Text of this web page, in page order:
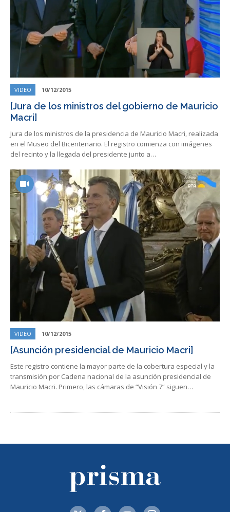
VIDEO 10/12/2015
[Jura de los ministros del gobierno de Mauricio
Macri]
Jura de los ministros de la presidencia de Mauricio Macri, realizada
en el Museo del Bicentenario. El registro comienza con imágenes
del recinto y la llegada del presidente junto a…
VIDEO 10/12/2015
[Asunción presidencial de Mauricio Macri]
Este registro contiene la mayor parte de la cobertura especial y la
transmisión por Cadena nacional de la asunción presidencial de
Mauricio Macri. Primero, las cámaras de “Visión 7” siguen…